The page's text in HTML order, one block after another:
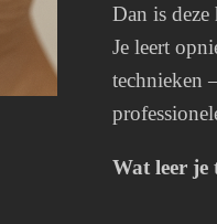
Dan is
Je leert
technieken
Wat leer je